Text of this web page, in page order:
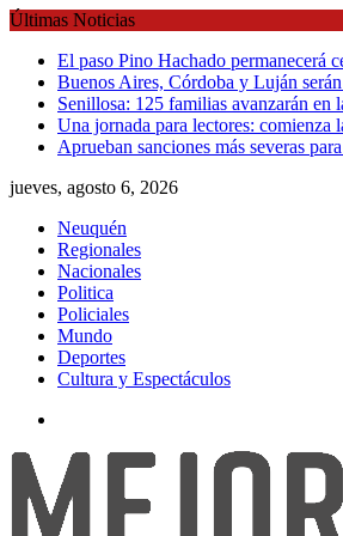
Skip
content
Últimas Noticias
El paso Pino Hachado permanecerá
Buenos Aires, Córdoba y Luján
Senillosa: 125 familias avanzarán en
Una jornada para lectores:
Aprueban sanciones más severas
jueves, agosto 6, 2026
Neuquén
Regionales
Nacionales
Politica
Policiales
Mundo
Deportes
Cultura y Espectáculos